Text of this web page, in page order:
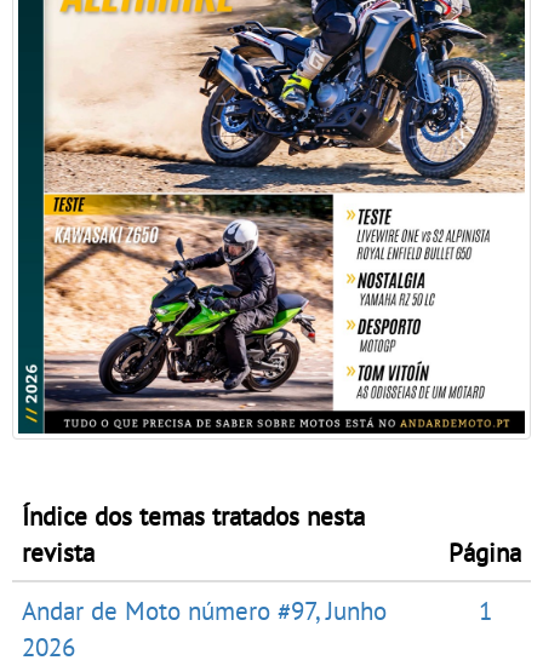
Índice dos temas tratados nesta
revista
Página
Andar de Moto número #97, Junho
2026
1